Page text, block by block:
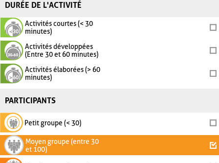
DURÉE DE L'ACTIVITÉ
Activités courtes (< 30
minutes)
Activités développées
(Entre 30 et 60 minutes)
Activités élaborées (> 60
minutes)
PARTICIPANTS
Petit groupe (< 30)
Moyen groupe (entre 30
et 100)